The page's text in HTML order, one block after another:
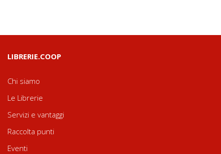
LIBRERIE.COOP
Chi siamo
Le Librerie
Servizi e vantaggi
Raccolta punti
Eventi